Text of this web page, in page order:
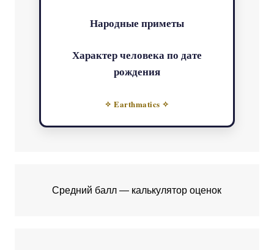
Народные приметы
Характер человека по дате
рождения
✧ Earthmatics ✧
Средний балл — калькулятор оценок